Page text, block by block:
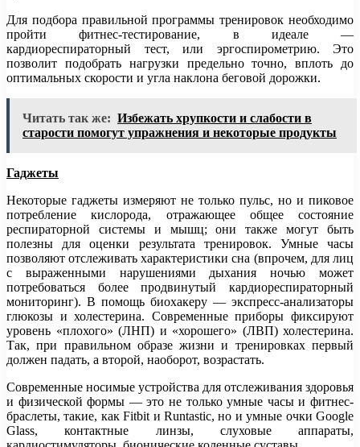
Для подбора правильной программы тренировок необходимо
пройти фитнес-тестирование, в идеале —
кардиореспираторный тест, или эргоспирометрию. Это
позволит подобрать нагрузки предельно точно, вплоть до
оптимальных скорости и угла наклона беговой дорожки.
Читать так же: Избежать хрупкости и слабости в
старости помогут упражнения и некоторые продукты
Гаджеты
Некоторые гаджеты измеряют не только пульс, но и пиковое
потребление кислорода, отражающее общее состояние
респираторной системы и мышц; они также могут быть
полезны для оценки результата тренировок. Умные часы
позволяют отслеживать характеристики сна (впрочем, для лиц
с выраженными нарушениями дыхания ночью может
потребоваться более продвинутый кардиореспираторный
мониторинг). В помощь биохакеру — экспресс-анализаторы
глюкозы и холестерина. Современные приборы фиксируют
уровень «плохого» (ЛНП) и «хорошего» (ЛВП) холестерина.
Так, при правильном образе жизни и тренировках первый
должен падать, а второй, наоборот, возрастать.
Современные носимые устройства для отслеживания здоровья
и физической формы — это не только умные часы и фитнес-
браслеты, такие, как Fitbit и Runtastic, но и умные очки Google
Glass, контактные линзы, слуховые аппараты,